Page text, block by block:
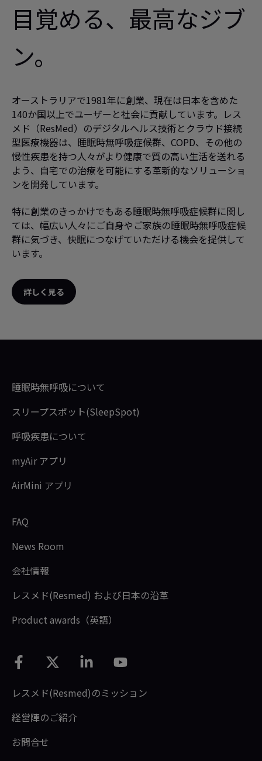
crossover trial. Chest 2006 Sep; 130(3):
815-21.
3
obesity hypoventilation syndrome. Am
4 Source: Nowbar S, Burkart KM,
Gonzales R, Fedorowicz A, Gozansky WS,
Gaudio JC, Taylor MR, Zwillich CW.
Obesity-associated hypoventilation in
hospitalised patients: prevalence,
effects, and outcome. Am J Med 2004
5 Source: Eagle M, Bourke J, Bullock R, et
al. Managing Duchenne muscular
dystrophy—the additive effect of spinal
ventilation in improving survival.
Neuromuscular Disorders 2007;
A et al. Nasal intermittent positive
respiratory insufficiency.
7 Source:
Cheifetz IM. Invasive and
noninvasive paediatric mechanical
ventilation.Respir Care. 2003
目覚める、最高なジブ
ン。
オーストラリアで1981年に創業、現在は日本を含めた
140か国以上でユーザーと社会に貢献しています。レス
メド（ResMed）のデジタルヘルス技術とクラウド接続
型医療機器は、睡眠時無呼吸症候群、COPD、その他の
慢性疾患を持つ人々がより健康で質の高い生活を送れる
よう、自宅での治療を可能にする革新的なソリューショ
ンを開発しています。
特に創業のきっかけでもある睡眠時無呼吸症候群に関し
ては、幅広い人々にご自身やご家族の睡眠時無呼吸症候
群に気づき、快眠につなげていただける機会を提供して
います。
詳しく見る
睡眠時無呼吸について
スリープスポット(SleepSpot)
呼吸疾患について
myAir アプリ
AirMini アプリ
FAQ
News Room
会社情報
レスメド(Resmed) および日本の沿革
Product awards（英語）
レスメド(Resmed)のミッション
経営陣のご紹介
お問合せ